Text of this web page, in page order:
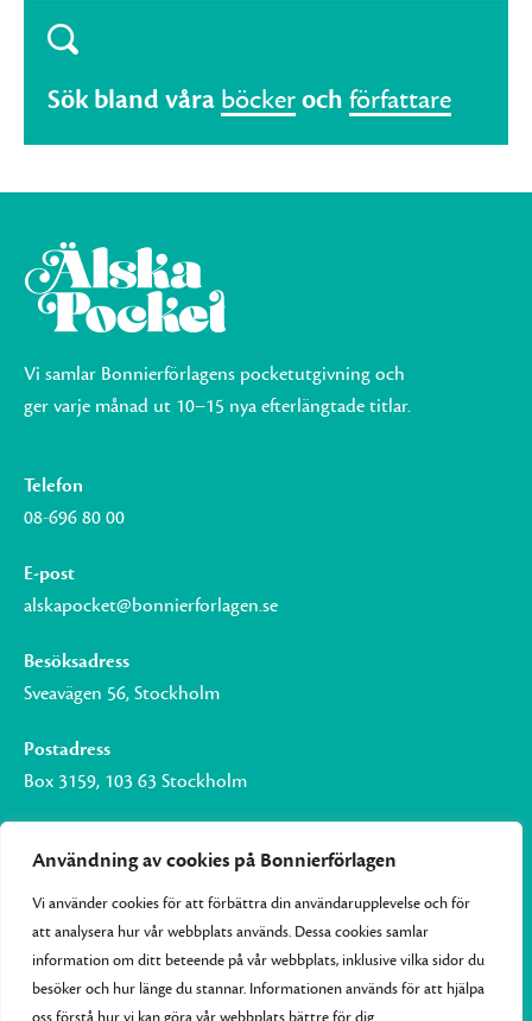
Användning av cookies på Bonnierförlagen
Vi använder cookies för att förbättra din användarupplevelse och för
att analysera hur vår webbplats används. Dessa cookies samlar
information om ditt beteende på vår webbplats, inklusive vilka sidor du
besöker och hur länge du stannar. Informationen används för att hjälpa
Sök bland våra böckeroch författare
Vi samlar Bonnierförlagens pocketutgivning och
ger varje månad ut 10–15 nya efterlängtade titlar.
Telefon
08-696 80 00
E-post
alskapocket@bonnierforlagen.se
Besöksadress
Sveavägen 56, Stockholm
Postadress
Box 3159, 103 63 Stockholm
Om Bonnierförlagen
Cookies
Integritetspolicy